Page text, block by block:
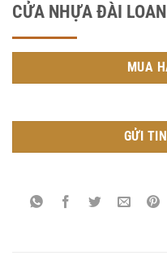
CỬA NHỰA ĐÀI
MUA
GỬI